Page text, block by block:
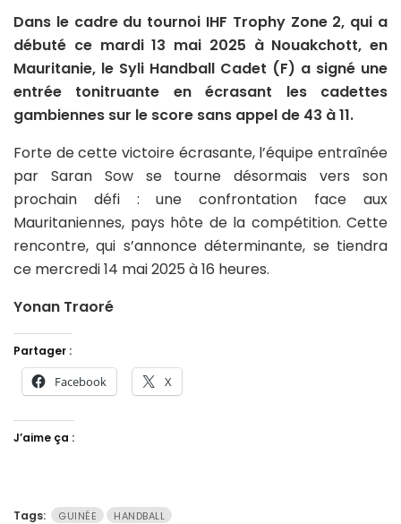
Dans le cadre du tournoi IHF Trophy Zone 2, qui a
débuté ce mardi 13 mai 2025 à Nouakchott, en
Mauritanie, le Syli Handball Cadet (F) a signé une
entrée tonitruante en écrasant les cadettes
gambiennes sur le score sans appel de 43 à 11.
Forte de cette victoire écrasante, l’équipe entraînée
par Saran Sow se tourne désormais vers son
prochain défi : une confrontation face aux
Mauritaniennes, pays hôte de la compétition. Cette
rencontre, qui s’annonce déterminante, se tiendra
ce mercredi 14 mai 2025 à 16 heures.
Yonan Traoré
Partager :
Facebook X
J’aime ça :
Tags: GUINÉE HANDBALL